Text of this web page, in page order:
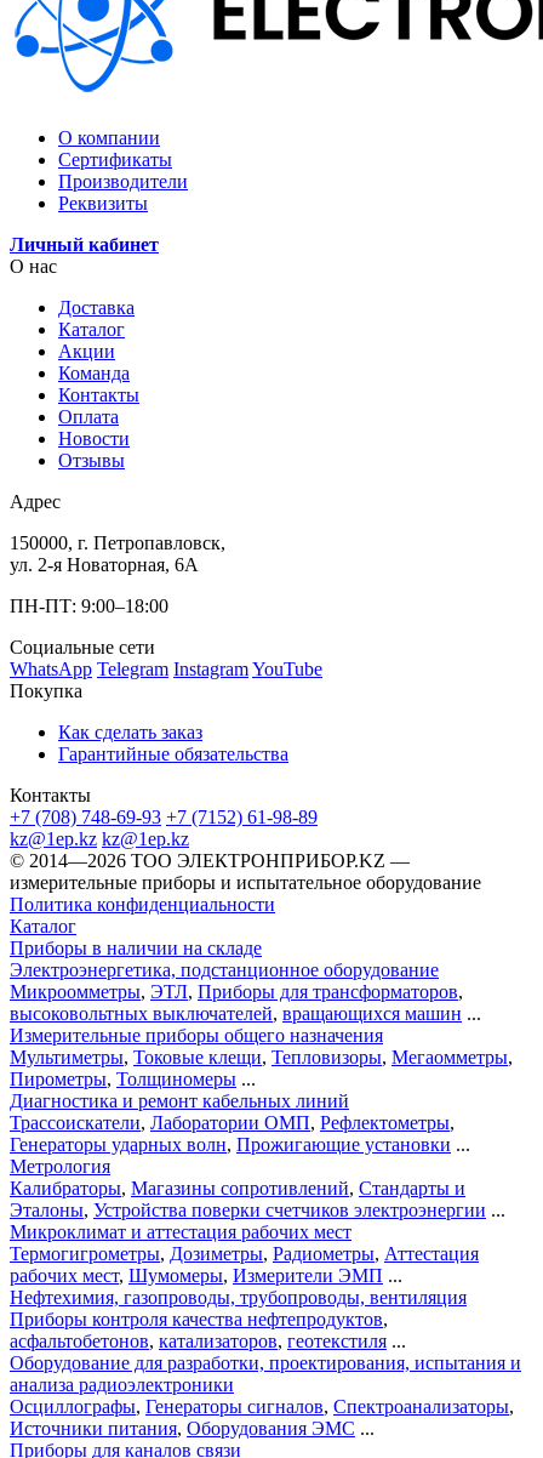
О компании
Сертификаты
Производители
Реквизиты
Личный кабинет
О нас
Доставка
Каталог
Акции
Команда
Контакты
Оплата
Новости
Отзывы
Адрес
150000, г. Петропавловск,
ул. 2-я Новаторная, 6А
ПН-ПТ: 9:00–18:00
Социальные сети
WhatsApp Telegram InstagramYouTube
Покупка
Как сделать заказ
Гарантийные обязательства
Контакты
+7 (708) 748-69-93 +7 (7152) 61-98-89
kz@1ep.kz kz@1ep.kz
©️ 2014—2026 ТОО ЭЛЕКТРОНПРИБОР.KZ —
измерительные приборы и испытательное оборудование
Политика конфиденциальности
Каталог
Приборы в наличии на складе
Электроэнергетика, подстанционное оборудование
Микроомметры, ЭТЛ, Приборы для трансформаторов,
высоковольтных выключателей, вращающихся машин ...
Измерительные приборы общего назначения
Мультиметры, Токовые клещи, Тепловизоры, Мегаомметры,
Пирометры, Толщиномеры ...
Диагностика и ремонт кабельных линий
Трассоискатели, Лаборатории ОМП, Рефлектометры,
Генераторы ударных волн, Прожигающие установки ...
Метрология
Калибраторы, Магазины сопротивлений, Стандарты и
Эталоны, Устройства поверки счетчиков электроэнергии ...
Микроклимат и аттестация рабочих мест
Термогигрометры, Дозиметры, Радиометры, Аттестация
рабочих мест, Шумомеры, Измерители ЭМП ...
Нефтехимия, газопроводы, трубопроводы, вентиляция
Приборы контроля качества нефтепродуктов,
асфальтобетонов, катализаторов, геотекстиля ...
Оборудование для разработки, проектирования, испытания и
анализа радиоэлектроники
Осциллографы, Генераторы сигналов, Спектроанализаторы,
Источники питания, Оборудования ЭМС ...
Приборы для каналов связи